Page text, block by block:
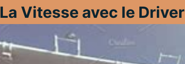
La Vitesse avec le Driver